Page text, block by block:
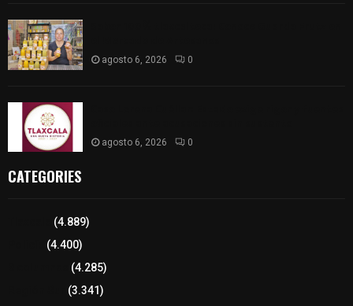
agosto 6, 2026 0
agosto 6, 2026 0
CATEGORIES
(4.889)
(4.400)
(4.285)
(3.341)